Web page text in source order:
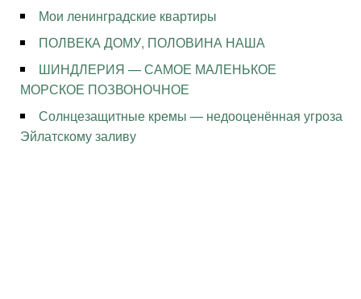
Мои ленинградские квартиры
ПОЛВЕКА ДОМУ, ПОЛОВИНА НАША
ШИНДЛЕРИЯ — САМОЕ МАЛЕНЬКОЕ
МОРСКОЕ ПОЗВОНОЧНОЕ
Солнцезащитные кремы — недооценённая угроза
Эйлатскому заливу